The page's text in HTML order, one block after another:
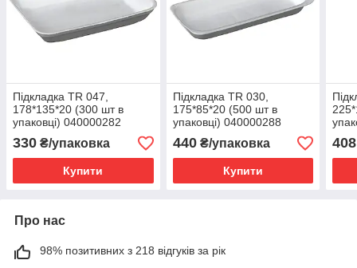
Підкладка TR 047,
178*135*20 (300 шт в
упаковці) 040000282
330 ₴/упаковка
Купити
Підкладка TR 030,
175*85*20 (500 шт в
упаковці) 040000288
440₴/упаковка
Купити
408
Про нас
98% позитивних з 218 відгуків за рік